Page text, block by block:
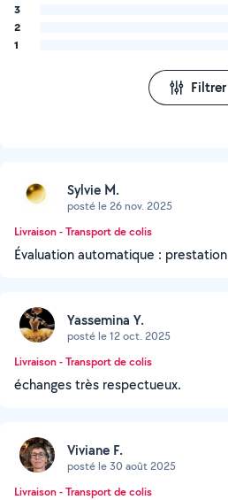
3
2
1
Filtrer
Sylvie M.
posté le 26 nov. 2025
Livraison - Transport de colis
Évaluation automatique :
Yassemina Y.
posté le 12 oct. 2025
Livraison - Transport de colis
échanges très respectueux.
Viviane F.
posté le 30 août 2025
Livraison - Transport de colis